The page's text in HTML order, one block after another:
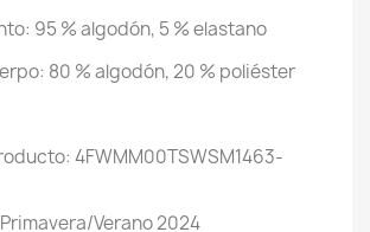
95 % algodón, 5 % elastano
80 % algodón, 20 % poliéster
4FWMM00TSWSM1463-
Verano 2024